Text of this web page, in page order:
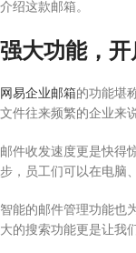
介绍这款邮箱。
强大功能，
网易企业邮箱的功能堪
文件往来频繁的企业来
邮件收发速度更是快得
步，员工们可以在电脑
智能的邮件管理功能也
大的搜索功能更是让我